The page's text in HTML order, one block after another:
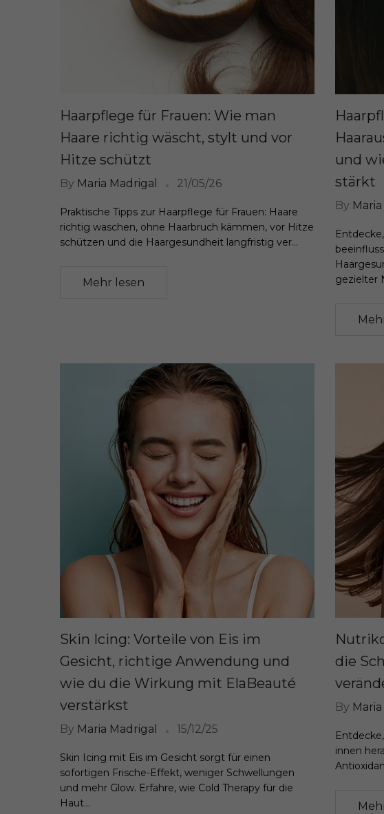
Haarpflege für Frauen: Wie man
Haare richtig wäscht, stylt und vor
Hitze schützt
By Maria Madrigal 21/05/26
Praktische Tipps zur Haarpflege für Frauen: Haare
richtig waschen, ohne Haarbruch kämmen, vor Hitze
schützen und die Haargesundheit langfristig ver...
Mehr lesen
und
stärkt
By
gezielter
Skin Icing: Vorteile von Eis im
Gesicht, richtige Anwendung und
wie du die Wirkung mit ElaBeauté
verstärkst
By Maria Madrigal 15/12/25
Skin Icing mit Eis im Gesicht sorgt für einen
sofortigen Frische-Effekt, weniger Schwellungen
und mehr Glow. Erfahre, wie Cold Therapy für die
Haut...
die
By
innen